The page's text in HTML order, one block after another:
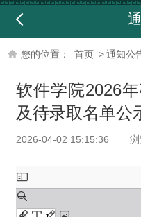
您的位置： 首页 >通知公
软件学院2026
及待录取名单公
2026-04-02 15:15:36 浏